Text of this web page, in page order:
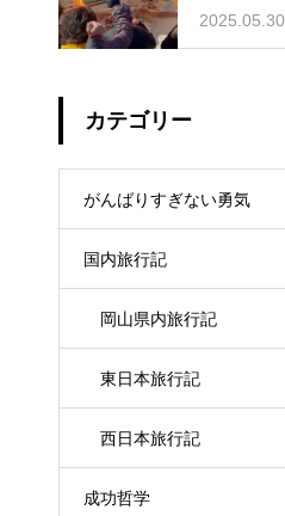
2025.05.30
カテゴリー
がんばりすぎない勇気
国内旅行記
岡山県内旅行記
東日本旅行記
西日本旅行記
成功哲学